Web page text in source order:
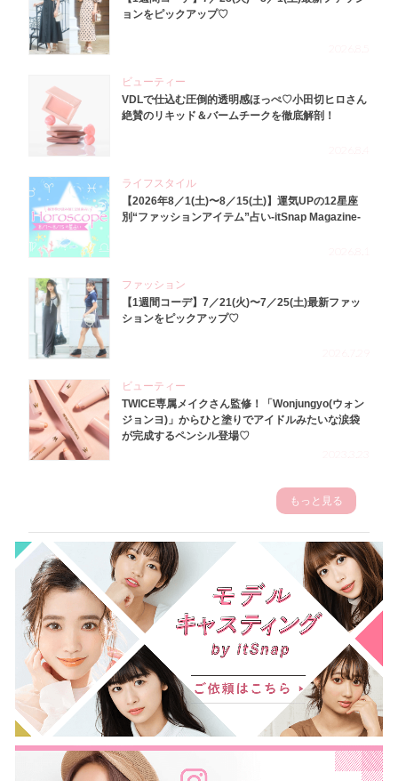
ョンをピックアップ♡
ビューティー
VDLで仕込む圧倒的透明感ほっぺ♡小田切ヒロさん
絶賛のリキッド＆バームチークを徹底解剖！
ライフスタイル
【2026年8／1(土)〜8／15(土)】運気UPの12星座
別“ファッションアイテム”占い-itSnap Magazine-
ファッション
【1週間コーデ】7／21(火)〜7／25(土)最新ファッ
ションをピックアップ♡
ビューティー
TWICE専属メイクさん監修！「Wonjungyo(ウォン
ジョンヨ)」からひと塗りでアイドルみたいな涙袋
が完成するペンシル登場♡
もっと見る